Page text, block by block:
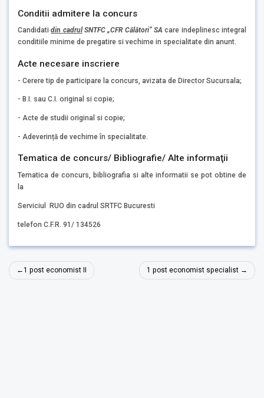
Conditii admitere la concurs
Candidatidin cadrul SNTFC „CFR Călători” SA care indeplinesc integral
conditiile minime de pregatire si vechime in specialitate din anunt.
Acte necesare inscriere
- Cerere tip de participare la concurs, avizata de Director Sucursala;
- B.I. sau C.I. original si copie;
- Acte de studii original si copie;
- Adeverință de vechime în specialitate.
Tematica de concurs/ Bibliografie/ Alte informaţii
Tematica de concurs, bibliografia si alte informatii se pot obtine de
la
Serviciul RUO din cadrul SRTFC Bucuresti
telefon C.F.R. 91/ 134526
Navigare
în
1 post economist II 1 post economist specialist